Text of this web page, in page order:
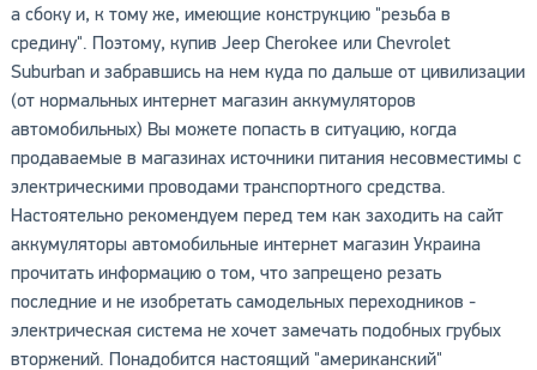
а сбоку и, к тому же, имеющие конструкцию "резьба в
средину". Поэтому, купив Jeep Cherokee или Chevrolet
Suburban и забравшись на нем куда по дальше от цивилизации
(от нормальных интернет магазин аккумуляторов
автомобильных) Вы можете попасть в ситуацию, когда
продаваемые в магазинах источники питания несовместимы с
электрическими проводами транспортного средства.
Настоятельно рекомендуем перед тем как заходить на сайт
аккумуляторы автомобильные интернет магазин Украина
прочитать информацию о том, что запрещено резать
последние и не изобретать самодельных переходников -
электрическая система не хочет замечать подобных грубых
вторжений. Понадобится настоящий "американский"